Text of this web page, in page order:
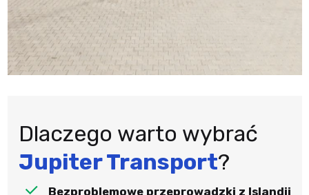
Dlaczego warto wybrać
Jupiter Transport?
Bezproblemowe przeprowadzki z Islandii